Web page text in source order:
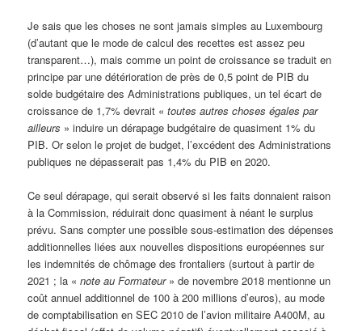
Je sais que les choses ne sont jamais simples au Luxembourg
(d’autant que le mode de calcul des recettes est assez peu
transparent…), mais comme un point de croissance se traduit en
principe par une détérioration de près de 0,5 point de PIB du
solde budgétaire des Administrations publiques, un tel écart de
croissance de 1,7% devrait «toutes autres choses égales par
ailleurs » induire un dérapage budgétaire de quasiment 1% du
PIB. Or selon le projet de budget, l’excédent des Administrations
publiques ne dépasserait pas 1,4% du PIB en 2020.
Ce seul dérapage, qui serait observé si les faits donnaient raison
à la Commission, réduirait donc quasiment à néant le surplus
prévu. Sans compter une possible sous-estimation des dépenses
additionnelles liées aux nouvelles dispositions européennes sur
les indemnités de chômage des frontaliers (surtout à partir de
2021 ; la «note au Formateur» de novembre 2018 mentionne un
coût annuel additionnel de 100 à 200 millions d’euros), au mode
de comptabilisation en SEC 2010 de l’avion militaire A400M, au